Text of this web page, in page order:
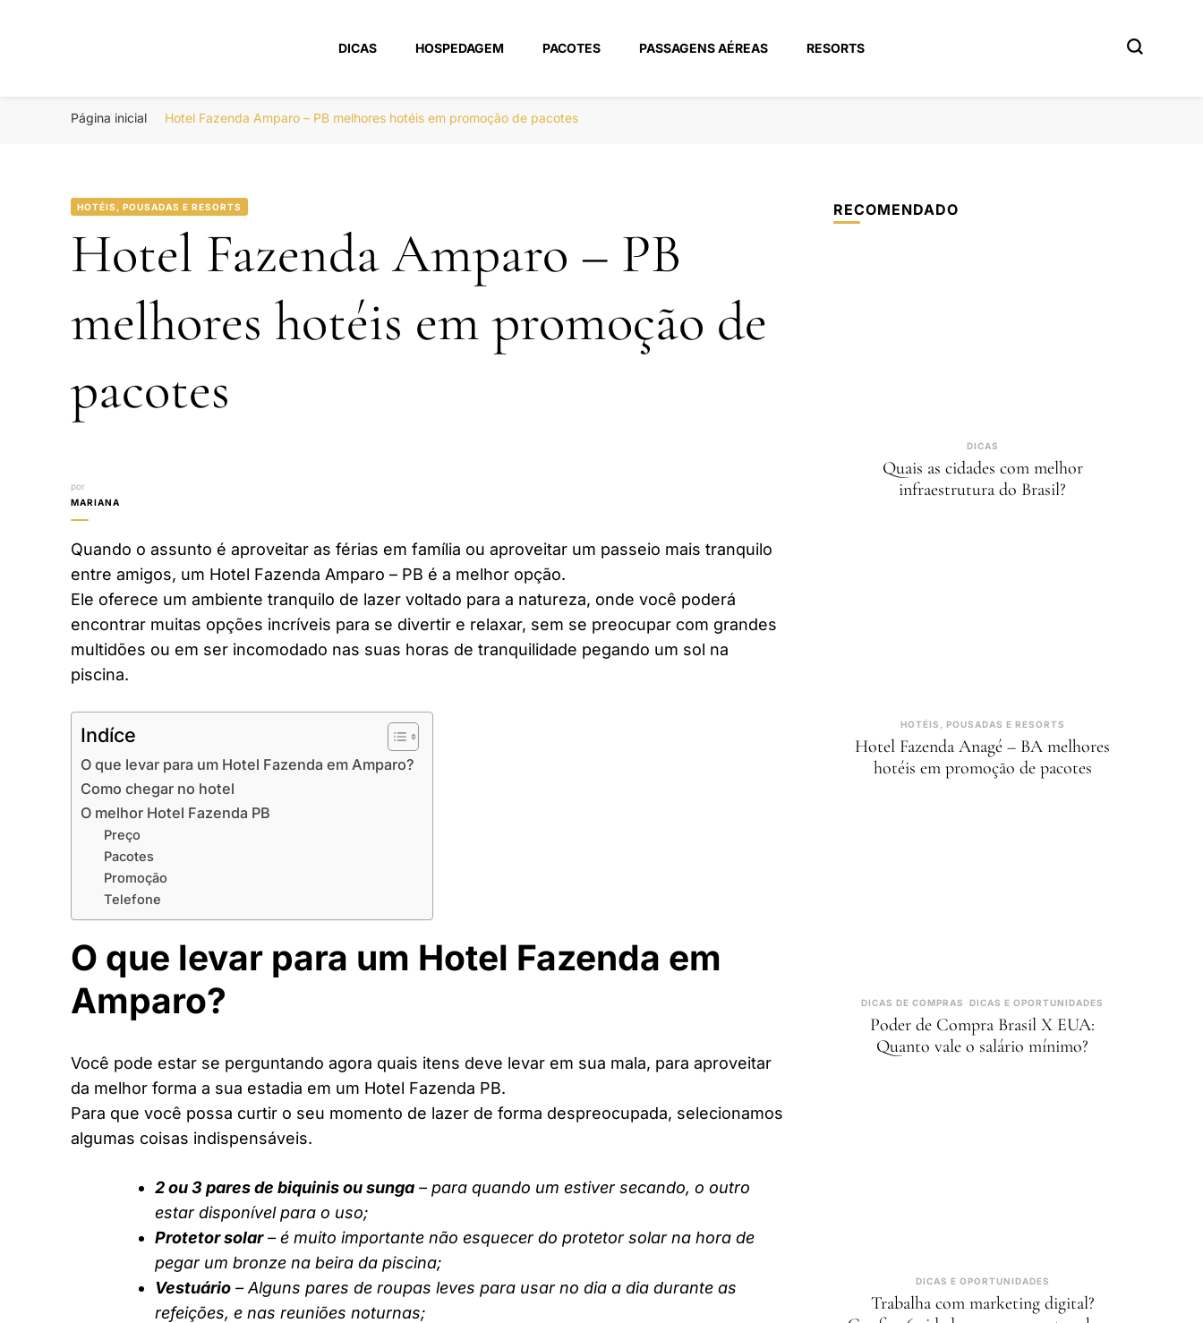
Portal Boa Viagem
DICAS HOSPEDAGEM PACOTES PASSAGENS AÉREAS RESORTS
Página inicial Hotel Fazenda Amparo – PB melhores hotéis em promoção de pacotes
HOTÉIS, POUSADAS E RESORTS
Hotel Fazenda Amparo – PB
melhores hotéis em promoção de
pacotes
por
MARIANA
Quando o assunto é aproveitar as férias em família ou aproveitar um passeio mais tranquilo
entre amigos, um Hotel Fazenda Amparo – PB é a melhor opção.
Ele oferece um ambiente tranquilo de lazer voltado para a natureza, onde você poderá
encontrar muitas opções incríveis para se divertir e relaxar, sem se preocupar com grandes
multidões ou em ser incomodado nas suas horas de tranquilidade pegando um sol na
piscina.
Indíce
O que levar para um Hotel Fazenda em Amparo?
Como chegar no hotel
O melhor Hotel Fazenda PB
Preço
Pacotes
Promoção
Telefone
O que levar para um Hotel Fazenda em
Amparo?
Você pode estar se perguntando agora quais itens deve levar em sua mala, para aproveitar
da melhor forma a sua estadia em um Hotel Fazenda PB.
Para que você possa curtir o seu momento de lazer de forma despreocupada, selecionamos
algumas coisas indispensáveis.
2 ou 3 pares de biquinis ou sunga – para quando um estiver secando, o outro
estar disponível para o uso;
Protetor solar– é muito importante não esquecer do protetor solar na hora de
pegar um bronze na beira da piscina;
Vestuário – Alguns pares de roupas leves para usar no dia a dia durante as
refeições, e nas reuniões noturnas;
RECOMENDADO
DICAS
Quais as cidades com melhor
infraestrutura do Brasil?
HOTÉIS, POUSADAS E RESORTS
Hotel Fazenda Anagé – BA melhores
hotéis em promoção de pacotes
DICAS DE COMPRAS DICAS E OPORTUNIDADES
Poder de Compra Brasil X EUA:
Quanto vale o salário mínimo?
DICAS E OPORTUNIDADES
Trabalha com marketing digital?